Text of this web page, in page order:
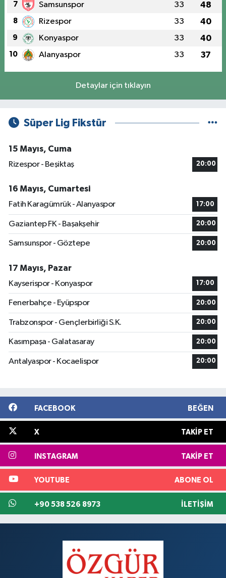
7 Samsunspor 33 48
8 Rizespor 33 40
9 Konyaspor 33 40
10 Alanyaspor 33 37
Detaylar için tıklayın
Süper Lig Fikstür
15 Mayıs, Cuma
Rizespor - Beşiktaş
20:00
16 Mayıs, Cumartesi
Fatih Karagümrük - Alanyaspor
17:00
Gaziantep FK - Başakşehir 20:00
Samsunspor - Göztepe 20:00
17 Mayıs, Pazar
Kayserispor - Konyaspor
17:00
Fenerbahçe - Eyüpspor 20:00
Trabzonspor - Gençlerbirliği S.K. 20:00
Kasımpaşa - Galatasaray 20:00
Antalyaspor - Kocaelispor 20:00
FACEBOOK BEĞEN
X TAKIP ET
INSTAGRAM TAKIP ET
YOUTUBE ABONE OL
+90 538 526 8973 İLETIŞIM